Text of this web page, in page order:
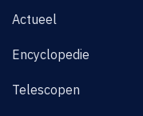
Actueel
Encyclopedie
Telescopen